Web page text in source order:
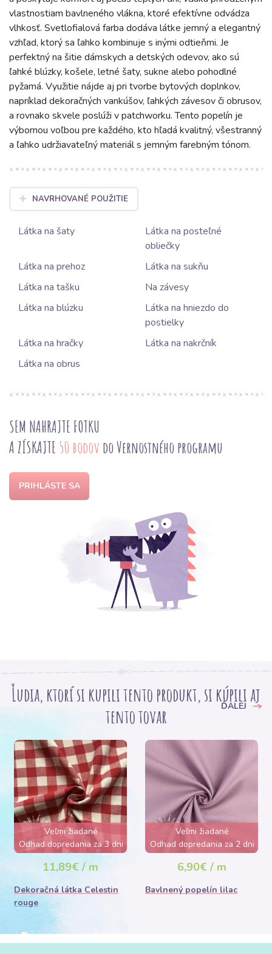
vlastnostiam bavlneného vlákna, ktoré efektívne odvádza
vlhkosť. Svetlofialová farba dodáva látke jemný a elegantný
vzhľad, ktorý sa ľahko kombinuje s inými odtieňmi. Je
perfektný na šitie dámskych a detských odevov, ako sú
ľahké blúzky, košele, letné šaty, sukne alebo pohodlné
pyžamá. Využitie nájde aj pri tvorbe bytových doplnkov,
napríklad dekoračných vankúšov, ľahkých závesov či obrusov,
a rovnako skvele poslúži v patchworku. Tento popelín je
výbornou voľbou pre každého, kto hľadá kvalitný, všestranný
a ľahko udržiavateľný materiál s jemným farebným tónom.
NAVRHOVANÉ POUŽITIE
Látka na šaty
Látka na posteľné
obliečky
Látka na prehoz
Látka na sukňu
Látka na tašku
Na závesy
Látka na blúzku
Látka na hniezdo do
postielky
Látka na hračky
Látka na nakrčník
Látka na obrus
SEM NAHRAJTE FOTKU
A ZÍSKAJTE 50 bodov do Vernostného programu
PRIHLÁSTE SA
Ľudia, ktorí si kupili tento produkt, si kúpili aj
tento tovar
ĎALEJ
Veľmi žiadané
Odhad dopredania za 3 dni
11,89€ / m
Dekoračná látka Celestin
rouge
Veľmi žiadané
Odhad dopredania za 2 dni
6,90€ / m
Bavlnený popelín lilac